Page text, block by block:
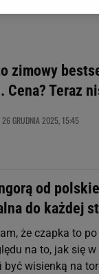
zimowy
Cena? Teraz
26 GRUDNIA 2025, 15:45
od
do każdej
że czapka to
na to, jak się
wisienką na
wywołując
” w stopce
i Agora S.A.
na urządzeniu lub
usług.Lista